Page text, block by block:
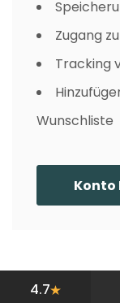
Zugang
Tracking
Wunschliste
Konto
4.7